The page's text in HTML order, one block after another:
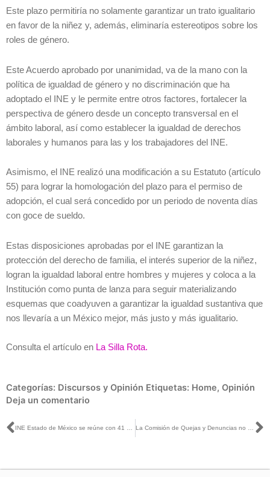
Este plazo permitiría no solamente garantizar un trato igualitario
en favor de la niñez y, además, eliminaría estereotipos sobre los
roles de género.
Este Acuerdo aprobado por unanimidad, va de la mano con la
política de igualdad de género y no discriminación que ha
adoptado el INE y le permite entre otros factores, fortalecer la
perspectiva de género desde un concepto transversal en el
ámbito laboral, así como establecer la igualdad de derechos
laborales y humanos para las y los trabajadores del INE.
Asimismo, el INE realizó una modificación a su Estatuto (artículo
55) para lograr la homologación del plazo para el permiso de
adopción, el cual será concedido por un periodo de noventa días
con goce de sueldo.
Estas disposiciones aprobadas por el INE garantizan la
protección del derecho de familia, el interés superior de la niñez,
logran la igualdad laboral entre hombres y mujeres y coloca a la
Institución como punta de lanza para seguir materializando
esquemas que coadyuven a garantizar la igualdad sustantiva que
nos llevaría a un México mejor, más justo y más igualitario.
Consulta el artículo en La Silla Rota.
Categorías: Discursos y Opinión Etiquetas: Home, Opinión
Deja un comentario
Ant INE Estado de México se reúne con 41 vocalías de Organización Electoral Distrital con miras a 2024 La Comisión de Quejas y Denuncias no resuelve de fondo, es el Tribunal Electoral quien definirá si existen infracciones a la ley: Uuc-kib Espadas